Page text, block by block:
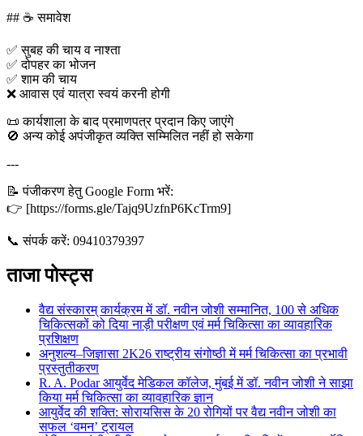
## ☕ समावेश
✅ सुबह की चाय व नाश्ता
✅ दोपहर का भोजन
✅ शाम की चाय
❌ आवास एवं यात्रा स्वयं करनी होगी
📜 कार्यशाला के बाद प्रमाणपत्र प्रदान किए जाएंगे
🚫 अन्य कोई अपंजीकृत व्यक्ति सम्मिलित नहीं हो सकेगा
---
📝 पंजीकरण हेतु Google Form भरें:
👉 [https://forms.gle/Tajq9UzfnP6KcTrm9]
📞 संपर्क करें: 09410379397
ताजा पोस्ट्स
वैद्य संस्कारम् कार्यक्रम में डॉ. नवीन जोशी सम्मानित, 100 से अधिक
चिकित्सकों को दिया नाड़ी परीक्षण एवं मर्म चिकित्सा का व्यावहारिक
प्रशिक्षण
अनुशल्य–जिज्ञासा 2K26 राष्ट्रीय संगोष्ठी में मर्म चिकित्सा का प्रभावी
प्रस्तुतीकरण
R. A. Podar आयुर्वेद मेडिकल कॉलेज, मुंबई में डॉ. नवीन जोशी ने साझा
किया मर्म चिकित्सा का व्यावहारिक ज्ञान
आयुर्वेद की शक्ति: सोरायसिस के 20 रोगियों पर वैद्य नवीन जोशी का
सफल ‘वमन’ ट्रायल